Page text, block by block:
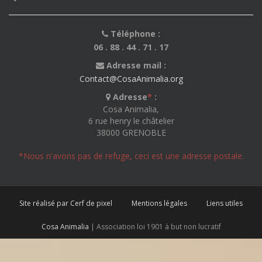
Téléphone :
06 . 88 . 44 . 71 . 17
Adresse mail :
Contact@CosaAnimalia.org
Adresse* :
Cosa Animalia,
6 rue henry le châtelier
38000 GRENOBLE
*Nous n'avons pas de refuge, ceci est une adresse postale.
Site réalisé par Cerf de pixel Mentions légales Liens utiles
Cosa Animalia | Association loi 1901 à but non lucratif